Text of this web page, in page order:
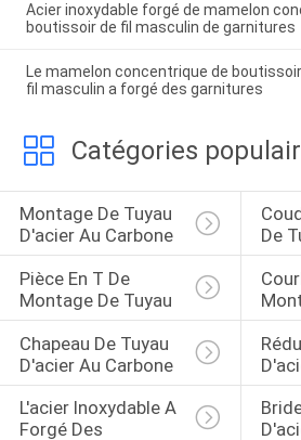
Acier inoxydable forgé de mamelon
boutissoir de fil masculin de garnitures
Le mamelon concentrique de
fil masculin a forgé des garnitures
Catégories
Montage De Tuyau
D'acier Au Carbone
De
Pièce En T De
Montage De Tuyau
Chapeau De Tuyau
D'acier Au Carbone
L'acier Inoxydable A
Forgé Des